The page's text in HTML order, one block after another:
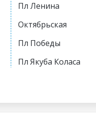
Пл Ленина
Октябрьская
Пл Победы
Пл Якуба Коласа